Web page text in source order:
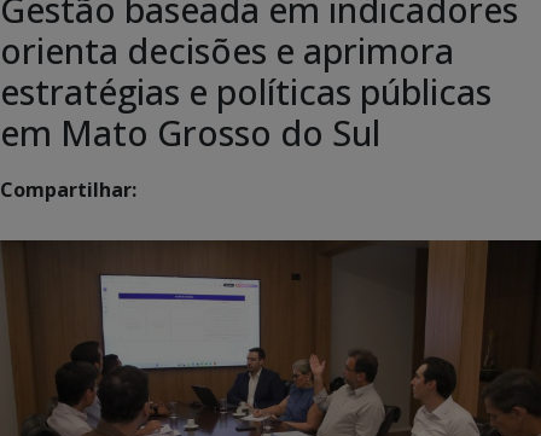
orienta decisões e aprimora
estratégias e políticas públicas
em Mato Grosso do Sul
Compartilhar: